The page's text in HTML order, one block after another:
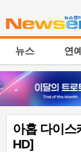
뉴스 연예
아홉 다이스
HD]